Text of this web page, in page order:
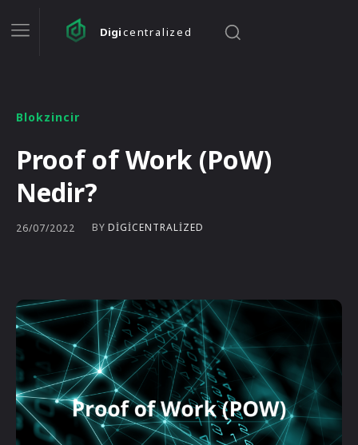
Digicentralized
Blokzincir
Proof of Work (PoW)
Nedir?
26/07/2022 BY DIGICENTRALIZED